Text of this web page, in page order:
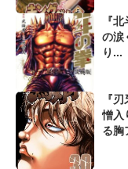
『
の涙
り...
『
憎入
る胸